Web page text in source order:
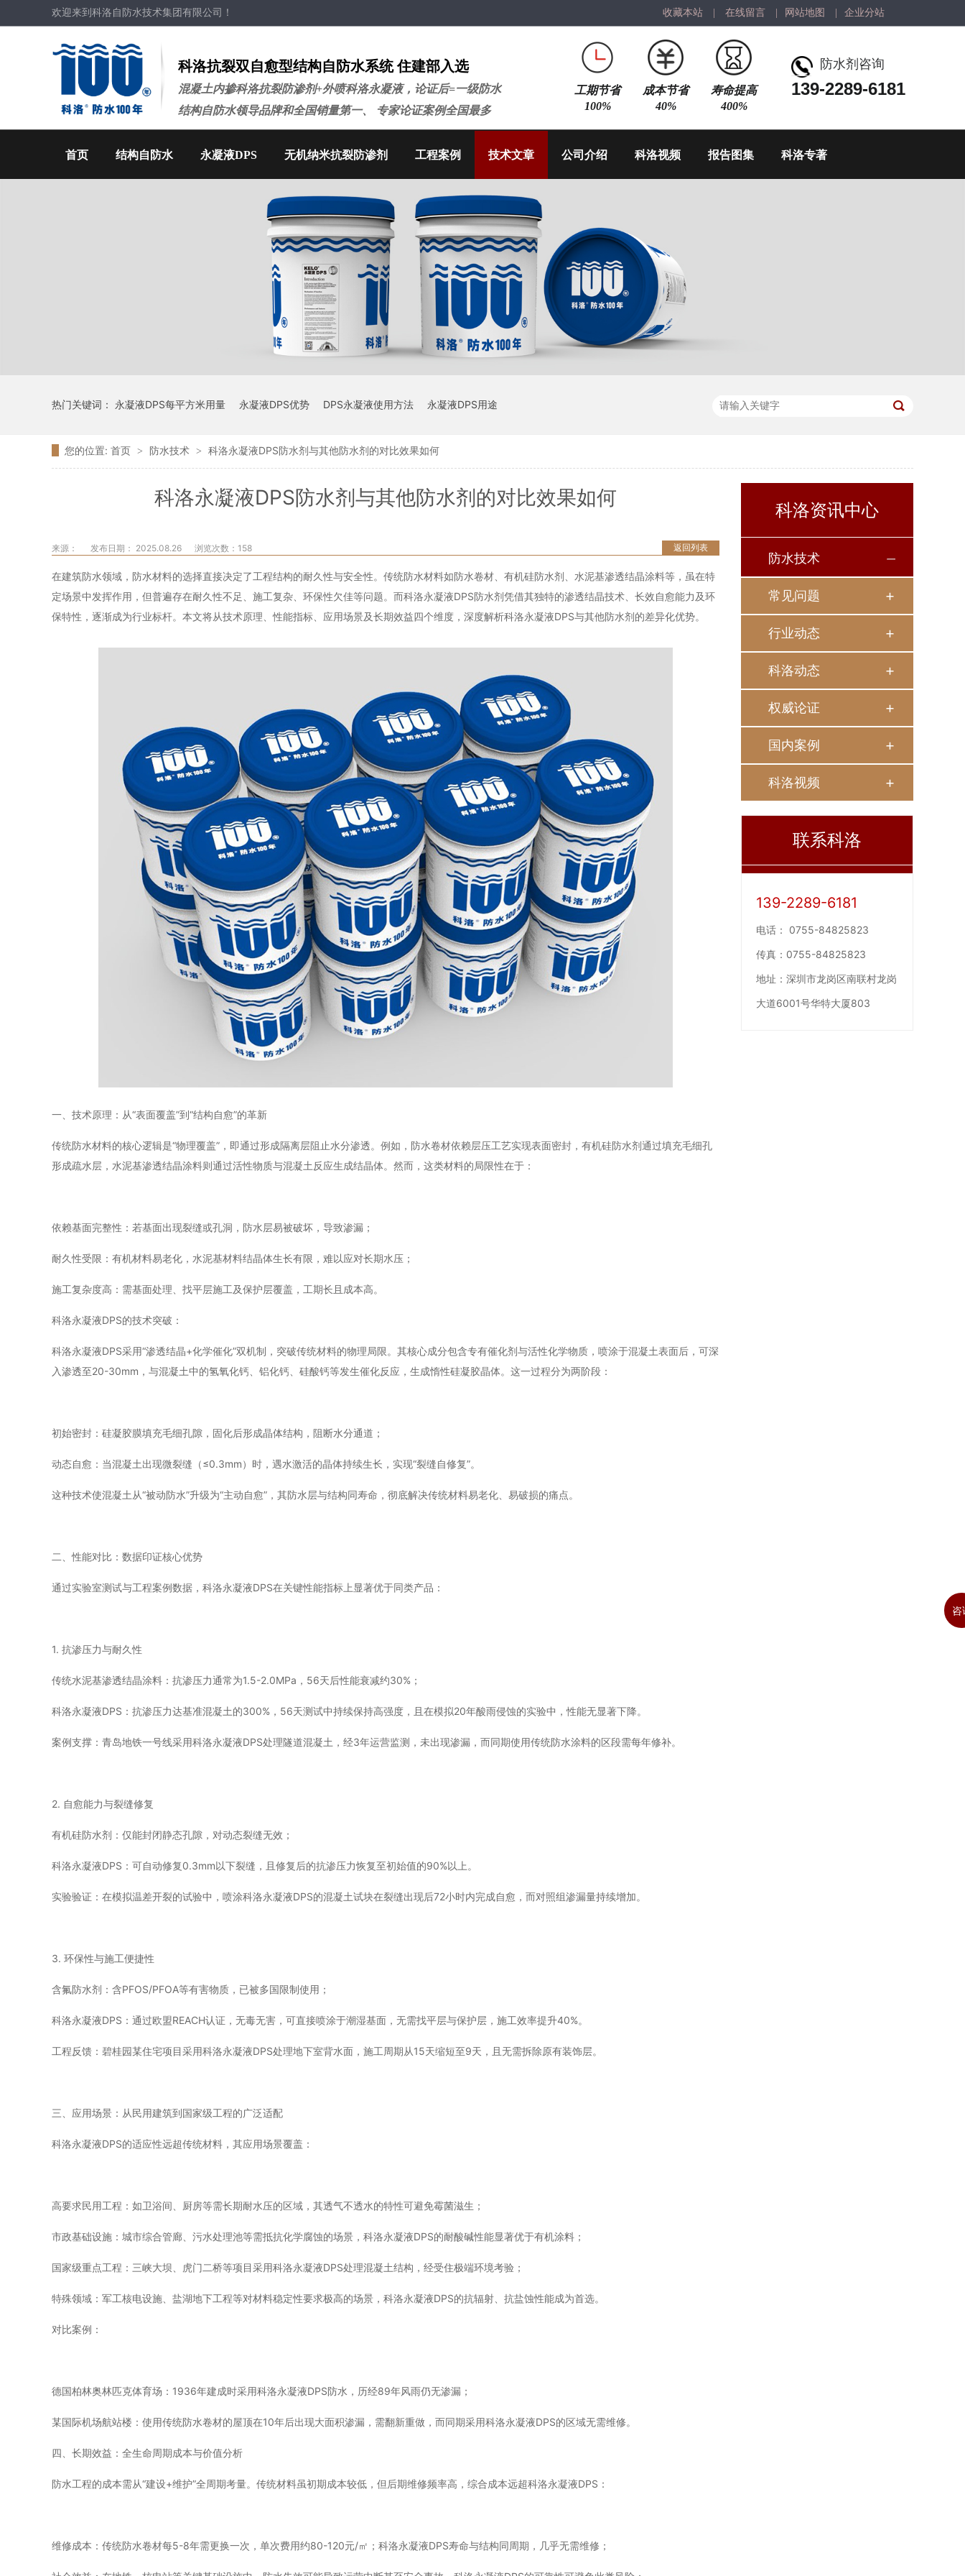
收藏本站 在线留言 网站地图 企业分站
欢迎来到科洛自防水技术集团有限公司！
科洛抗裂双自愈型结构自防水系统 住建部入选
混凝土内掺科洛抗裂防渗剂+外喷科洛永凝液，论证后=一级防水
结构自防水领导品牌和全国销量第一、 专家论证案例全国最多
防水剂咨询
139-2289-6181
工期节省
100%
成本节省
40%
寿命提高
400%
首页 结构自防水 永凝液DPS 无机纳米抗裂防渗剂 工程案例 技术文章 公司介绍 科洛视频 报告图集 科洛专著
热门关键词： 永凝液DPS每平方米用量 永凝液DPS优势 DPS永凝液使用方法 永凝液DPS用途
您的位置: 首页 > 防水技术 > 科洛永凝液DPS防水剂与其他防水剂的对比效果如何
科洛永凝液DPS防水剂与其他防水剂的对比效果如何
返回列表
来源： 发布日期： 2025.08.26 浏览次数： 158
在建筑防水领域，防水材料的选择直接决定了工程结构的耐久性与安全性。传统防水材料如防水卷材、有机硅防水剂、水泥基渗透结晶涂料等，虽在特
定场景中发挥作用，但普遍存在耐久性不足、施工复杂、环保性欠佳等问题。而科洛永凝液DPS防水剂凭借其独特的渗透结晶技术、长效自愈能力及环
保特性，逐渐成为行业标杆。本文将从技术原理、性能指标、应用场景及长期效益四个维度，深度解析科洛永凝液DPS与其他防水剂的差异化优势。
一、技术原理：从“表面覆盖”到“结构自愈”的革新
传统防水材料的核心逻辑是“物理覆盖”，即通过形成隔离层阻止水分渗透。例如，防水卷材依赖层压工艺实现表面密封，有机硅防水剂通过填充毛细孔
形成疏水层，水泥基渗透结晶涂料则通过活性物质与混凝土反应生成结晶体。然而，这类材料的局限性在于：
依赖基面完整性：若基面出现裂缝或孔洞，防水层易被破坏，导致渗漏；
耐久性受限：有机材料易老化，水泥基材料结晶体生长有限，难以应对长期水压；
施工复杂度高：需基面处理、找平层施工及保护层覆盖，工期长且成本高。
科洛永凝液DPS的技术突破：
科洛永凝液DPS采用“渗透结晶+化学催化”双机制，突破传统材料的物理局限。其核心成分包含专有催化剂与活性化学物质，喷涂于混凝土表面后，可深
入渗透至20-30mm，与混凝土中的氢氧化钙、铝化钙、硅酸钙等发生催化反应，生成惰性硅凝胶晶体。这一过程分为两阶段：
初始密封：硅凝胶膜填充毛细孔隙，固化后形成晶体结构，阻断水分通道；
动态自愈：当混凝土出现微裂缝（≤0.3mm）时，遇水激活的晶体持续生长，实现“裂缝自修复”。
这种技术使混凝土从“被动防水”升级为“主动自愈”，其防水层与结构同寿命，彻底解决传统材料易老化、易破损的痛点。
二、性能对比：数据印证核心优势
通过实验室测试与工程案例数据，科洛永凝液DPS在关键性能指标上显著优于同类产品：
1. 抗渗压力与耐久性
传统水泥基渗透结晶涂料：抗渗压力通常为1.5-2.0MPa，56天后性能衰减约30%；
科洛永凝液DPS：抗渗压力达基准混凝土的300%，56天测试中持续保持高强度，且在模拟20年酸雨侵蚀的实验中，性能无显著下降。
案例支撑：青岛地铁一号线采用科洛永凝液DPS处理隧道混凝土，经3年运营监测，未出现渗漏，而同期使用传统防水涂料的区段需每年修补。
2. 自愈能力与裂缝修复
有机硅防水剂：仅能封闭静态孔隙，对动态裂缝无效；
科洛永凝液DPS：可自动修复0.3mm以下裂缝，且修复后的抗渗压力恢复至初始值的90%以上。
实验验证：在模拟温差开裂的试验中，喷涂科洛永凝液DPS的混凝土试块在裂缝出现后72小时内完成自愈，而对照组渗漏量持续增加。
3. 环保性与施工便捷性
含氟防水剂：含PFOS/PFOA等有害物质，已被多国限制使用；
科洛永凝液DPS：通过欧盟REACH认证，无毒无害，可直接喷涂于潮湿基面，无需找平层与保护层，施工效率提升40%。
工程反馈：碧桂园某住宅项目采用科洛永凝液DPS处理地下室背水面，施工周期从15天缩短至9天，且无需拆除原有装饰层。
三、应用场景：从民用建筑到国家级工程的广泛适配
科洛永凝液DPS的适应性远超传统材料，其应用场景覆盖：
高要求民用工程：如卫浴间、厨房等需长期耐水压的区域，其透气不透水的特性可避免霉菌滋生；
市政基础设施：城市综合管廊、污水处理池等需抵抗化学腐蚀的场景，科洛永凝液DPS的耐酸碱性能显著优于有机涂料；
国家级重点工程：三峡大坝、虎门二桥等项目采用科洛永凝液DPS处理混凝土结构，经受住极端环境考验；
特殊领域：军工核电设施、盐湖地下工程等对材料稳定性要求极高的场景，科洛永凝液DPS的抗辐射、抗盐蚀性能成为首选。
对比案例：
德国柏林奥林匹克体育场：1936年建成时采用科洛永凝液DPS防水，历经89年风雨仍无渗漏；
某国际机场航站楼：使用传统防水卷材的屋顶在10年后出现大面积渗漏，需翻新重做，而同期采用科洛永凝液DPS的区域无需维修。
四、长期效益：全生命周期成本与价值分析
防水工程的成本需从“建设+维护”全周期考量。传统材料虽初期成本较低，但后期维修频率高，综合成本远超科洛永凝液DPS：
维修成本：传统防水卷材每5-8年需更换一次，单次费用约80-120元/㎡；科洛永凝液DPS寿命与结构同周期，几乎无需维修；
科洛资讯中心
防水技术
常见问题
行业动态
科洛动态
权威论证
国内案例
科洛视频
联系科洛
139-2289-6181
电话： 0755-84825823
传真： 0755-84825823
地址： 深圳市龙岗区南联村龙岗
大道6001号华特大厦803
咨